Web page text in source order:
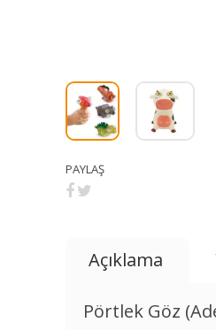
PAYLAŞ
Açıklama
Pörtlek Göz